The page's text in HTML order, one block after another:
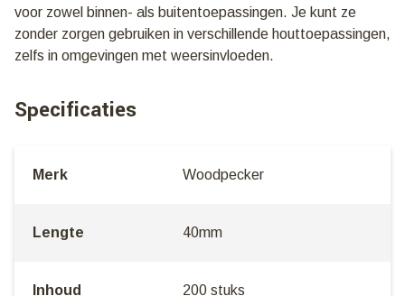
voor zowel binnen- als buitentoepassingen. Je kunt ze
zonder zorgen gebruiken in verschillende houttoepassingen,
zelfs in omgevingen met weersinvloeden.
Specificaties
Merk Woodpecker
Lengte 40mm
Inhoud 200 stuks